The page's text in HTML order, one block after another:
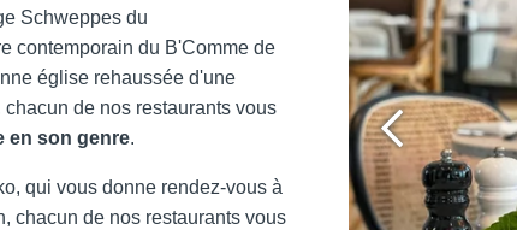
Schweppes du
contemporain du B'Comme de
église rehaussée d'une
de nos restaurants vous
en son genre.
qui vous donne rendez-vous à
chacun de nos restaurants vous